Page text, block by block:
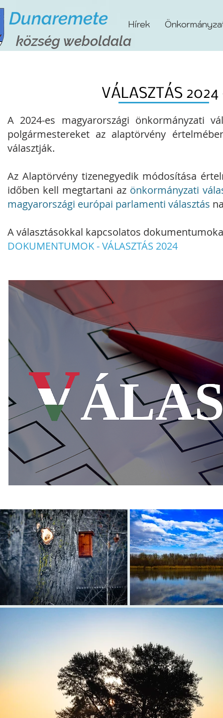
Dunaremete Hírek
község weboldala
VÁLASZTÁS
A 2024-es magyarországi önkormányzati
polgármestereket az alaptörvény
választják.
Az Alaptörvénytizenegyedik módosítása
időben kell megtartani az önkormányzati
magyarországi európai parlamenti választás
A választásokkal kapcsolatos
DOKUMENTUMOK - VÁLASZTÁS 2024